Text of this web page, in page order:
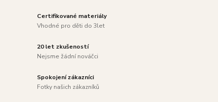
Certifikované materiály
Vhodné pro děti do 3let
20 let zkušeností
Nejsme žádní nováčci
Spokojení zákazníci
Fotky našich zákazníků